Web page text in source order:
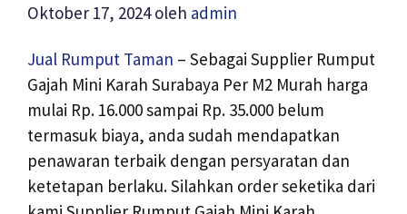
Oktober 17, 2024 oleh admin
Jual Rumput Taman – Sebagai Supplier Rumput
Gajah Mini Karah Surabaya Per M2 Murah harga
mulai Rp. 16.000 sampai Rp. 35.000 belum
termasuk biaya, anda sudah mendapatkan
penawaran terbaik dengan persyaratan dan
ketetapan berlaku. Silahkan order seketika dari